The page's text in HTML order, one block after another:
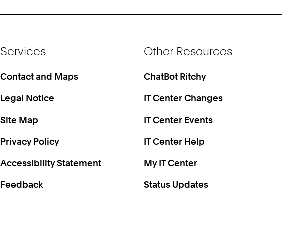
Services
Contact and Maps
Legal Notice
Site Map
Privacy Policy
Accessibility Statement
Feedback
Other Resources
ChatBot Ritchy
IT Center Changes
IT Center Events
IT Center Help
My IT Center
Status Updates